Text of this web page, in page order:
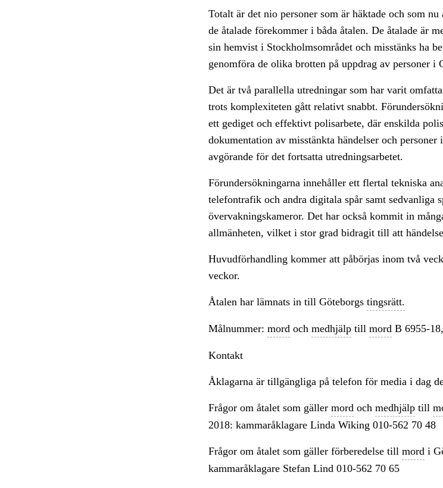
Totalt är det nio personer som är häktade och som
de åtalade förekommer i båda åtalen. De åtalade är
sin hemvist i Stockholmsområdet och misstänks ha
genomföra de olika brotten på uppdrag av personer i
Det är två parallella utredningar som har varit
trots komplexiteten gått relativt snabbt.
ett gediget och effektivt polisarbete, där enskilda
dokumentation av misstänkta händelser och
avgörande för det fortsatta utredningsarbetet.
Förundersökningarna innehåller ett flertal tekniska
telefontrafik och andra digitala spår samt sedvanliga
övervakningskameror. Det har också kommit in
allmänheten, vilket i stor grad bidragit till att
Huvudförhandling kommer att påbörjas inom två
veckor.
Åtalen har lämnats in till Göteborgs tingsrätt.
Målnummer: mord och medhjälptill mord B 6955-
Kontakt
Åklagarna är tillgängliga på telefon för media i dag
Frågor om åtalet som gäller mord och medhjälptill
2018: kammaråklagare Linda Wiking 010-562 70 48
Frågor om åtalet som gäller förberedelse till mord i
kammaråklagare Stefan Lind 010-562 70 65